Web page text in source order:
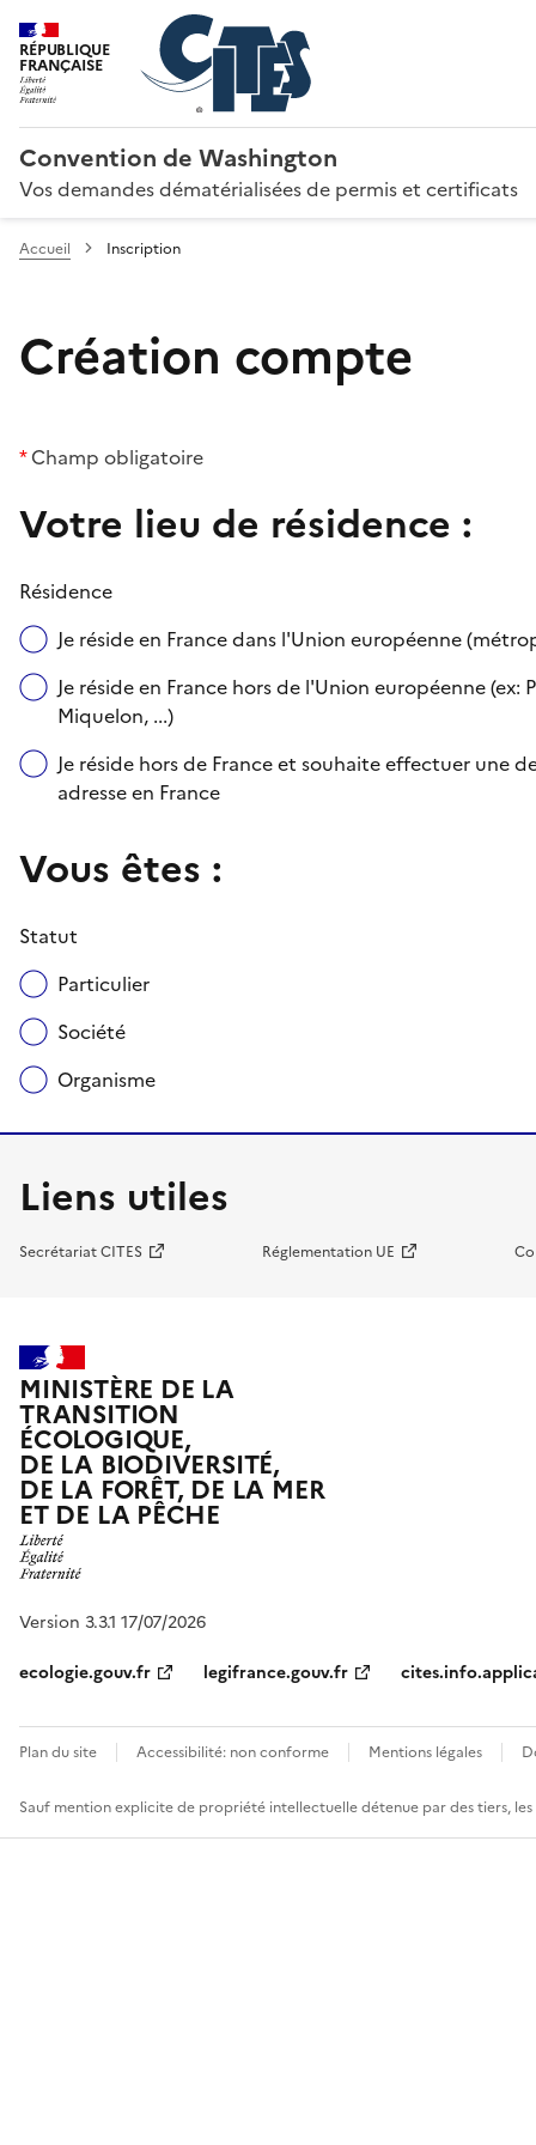
RÉPUBLIQUE
FRANÇAISE
Convention de Washington
Vos demandes dématérialisées de permis et certificats
Accueil Inscription
Création compte
*Champ obligatoire
Votre lieu de résidence :
Résidence
Je réside en France dans l'Union européenne
Je réside en France hors de l'Union européenne
Miquelon, ...)
Je réside hors de France et souhaite effectuer une
adresse en France
Vous êtes :
Statut
Particulier
Société
Organisme
Liens utiles
Secrétariat CITES Réglementation UE
MINISTÈRE DE LA
TRANSITION
ÉCOLOGIQUE,
DE LA BIODIVERSITÉ,
DE LA FORÊT, DE LA MER
ET DE LA PÊCHE
Version 3.3.1 17/07/2026
ecologie.gouv.fr
legifrance.gouv.fr
Plan du site Accessibilité: non conforme Mentions légales
Sauf mention explicite de propriété intellectuelle détenue par des tiers,